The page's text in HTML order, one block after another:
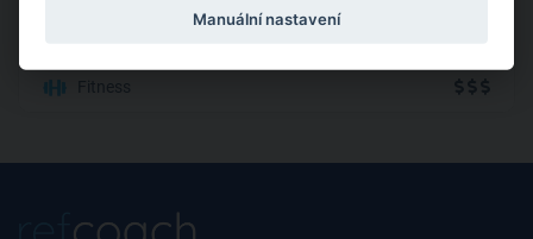
Pokud se však skloubí tréninky, hlava, jídlo a zkušenosti, není
Fitness
Manuální nastavení